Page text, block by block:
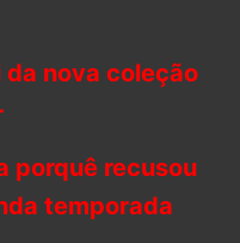
nova coleção
porquê recusou
temporada